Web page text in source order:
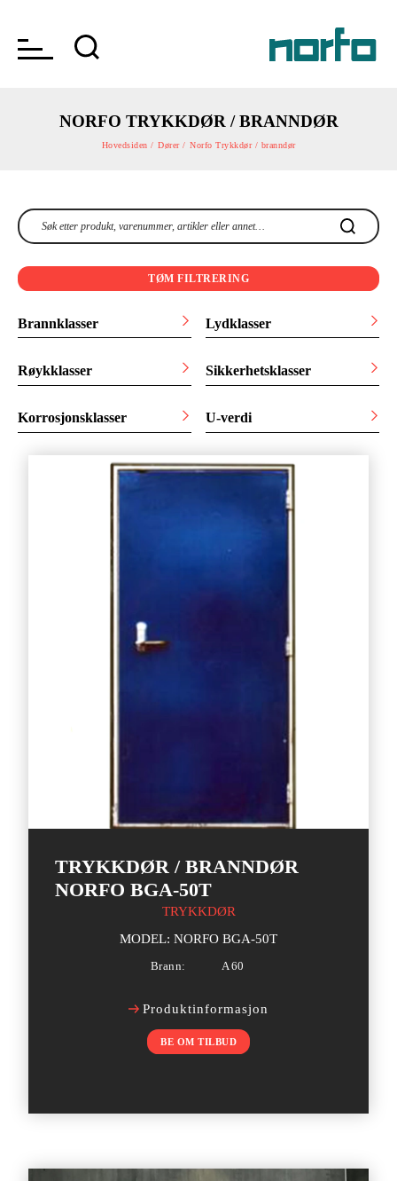
NORFO TRYKKDØR / BRANNDØR
Hovedsiden / Dører / Norfo Trykkdør / branndør
TØM FILTRERING
Brannklasser Lydklasser
Røykklasser Sikkerhetsklasser
Korrosjonsklasser U-verdi
TRYKKDØR / BRANNDØR
NORFO BGA-50T
TRYKKDØR
MODEL: NORFO BGA-50T
Brann: A 60
Produktinformasjon
BE OM TILBUD